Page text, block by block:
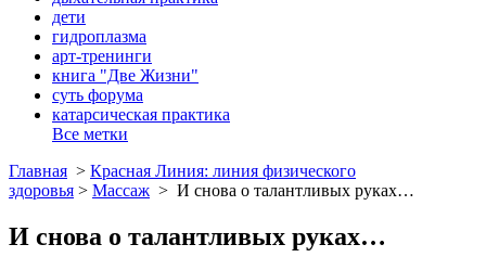
дети
гидроплазма
арт-тренинги
книга "Две Жизни"
суть форума
катарсическая практика
Все метки
Главная > Красная Линия: линия физического
здоровья > Массаж > И снова о талантливых руках…
И снова о талантливых руках…